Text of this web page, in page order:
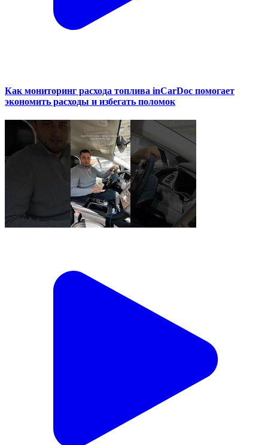
Как мониторинг расхода топлива inCarDoc помогает
экономить расходы и избегать поломок